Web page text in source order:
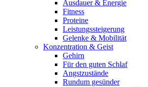
Ausdauer & Energie
Fitness
Proteine
Leistungssteigerung
Gelenke & Mobilität
Konzentration & Geist
Gehirn
Für den guten Schlaf
Angstzustände
Rundum gesünder